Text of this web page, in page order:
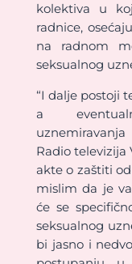
kolektiva u
radnice,
na radnom
seksualnog
“I dalje postoji
a
Radio televizija
akte o zaštiti
mislim da je
će se
seksualnog
bi jasno i